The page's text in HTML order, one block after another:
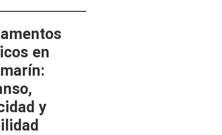
en
y